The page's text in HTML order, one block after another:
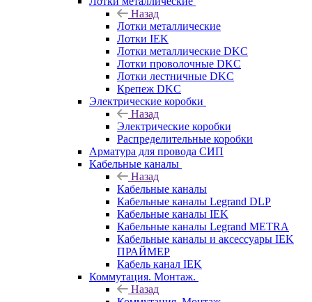
Назад
Лотки металлические
Лотки IEK
Лотки металлические DKC
Лотки проволочные DKC
Лотки лестничные DKC
Крепеж DKC
Электрические коробки
Назад
Электрические коробки
Распределительные коробки
Арматура для провода СИП
Кабельные каналы
Назад
Кабельные каналы
Кабельные каналы Legrand DLP
Кабельные каналы IEK
Кабельные каналы Legrand METRA
Кабельные каналы и аксессуары IEK
ПРАЙМЕР
Кабель канал IEK
Коммутация. Монтаж.
Назад